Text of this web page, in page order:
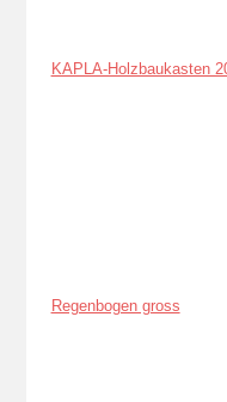
KAPLA-Holzbaukasten
Regenbogen gross